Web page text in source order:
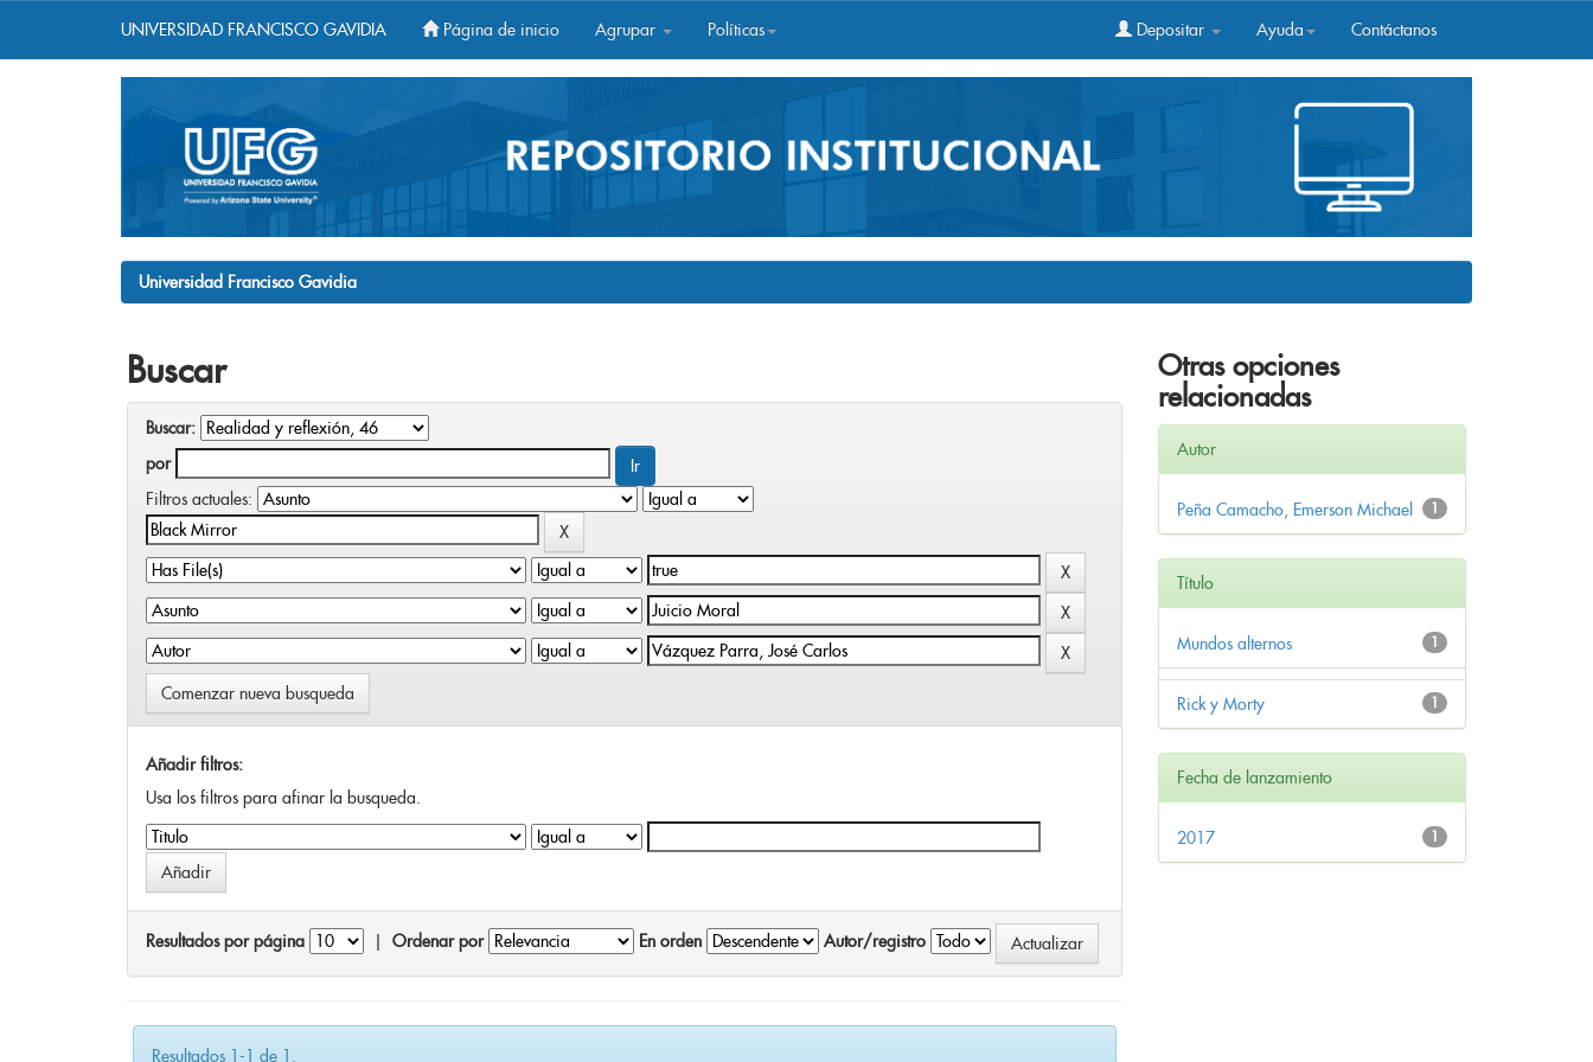
UNIVERSIDAD FRANCISCO GAVIDIA Página de inicio Agrupar Políticas Depositar Ayuda Contáctanos
Universidad Francisco Gavidia
Buscar
Buscar:
por
Filtros actuales:
Comenzar nueva busqueda
Añadir filtros:
Usa los filtros para afinar la busqueda.
Resultados por página Ordenar por En orden Autor/registro
Resultados 1-1 de 1.
Otras opciones
relacionadas
Autor
1
Peña Camacho, Emerson Michael
Título
1
Mundos alternos
1
Rick y Morty
Fecha de lanzamiento
1
2017